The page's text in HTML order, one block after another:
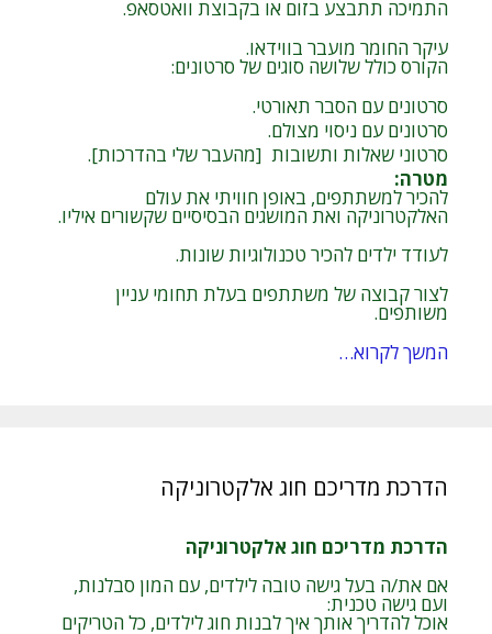
התמיכה תתבצע בזום או בקבוצת וואטסאפ.
עיקר החומר מועבר בווידאו.
הקורס כולל שלושה סוגים של סרטונים:
סרטונים עם הסבר תאורטי.
סרטונים עם ניסוי מצולם.
סרטוני שאלות ותשובות [מהעבר שלי בהדרכות].
מטרה:
להכיר למשתתפים, באופן חוויתי את עולם
האלקטרוניקה ואת המושגים הבסיסיים שקשורים איליו.
לעודד ילדים להכיר טכנולוגיות שונות.
לצור קבוצה של משתתפים בעלת תחומי עניין
משותפים.
המשך לקרוא…
הדרכת מדריכם חוג אלקטרוניקה
הדרכת מדריכם חוג אלקטרוניקה
אם את/ה בעל גישה טובה לילדים, עם המון סבלנות,
ועם גישה טכנית:
אוכל להדריך אותך איך לבנות חוג לילדים, כל הטריקים